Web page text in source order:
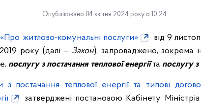
Опубліковано 04 квітня 2024 року о 10:24
житлово-комунальні послуги» від 9
року (далі – Закон), запроваджено, зокрема
послугу з постачання теплової енергіїта послугу з
з постачання теплової енергії та типові
затверджені постановою Кабінету